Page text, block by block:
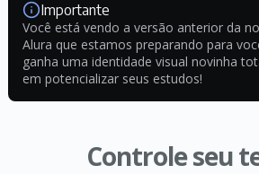
Importante
Você está vendo a versão anterior da
Alura que estamos preparando para
ganha uma identidade visual novinha
em potencializar seus estudos!
Controle seu